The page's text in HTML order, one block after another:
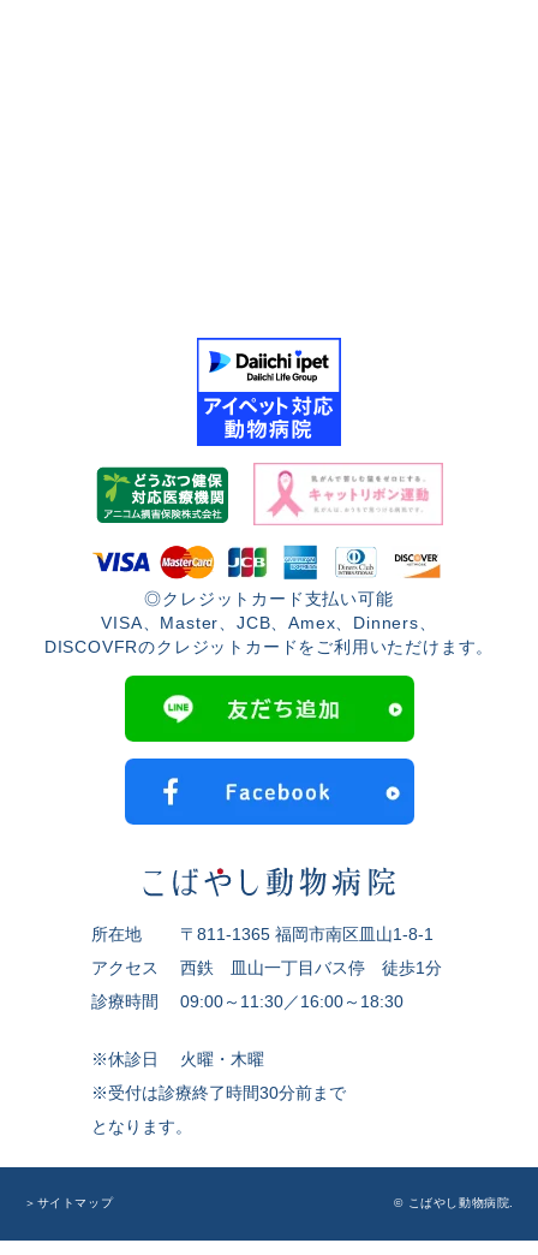
◎クレジットカード支払い可能
VISA、Master、JCB、Amex、Dinners、
DISCOVFRのクレジットカードをご利用いただけます。
所在地
〒811-1365 福岡市南区皿山1-8-1
アクセス
西鉄 皿山一丁目バス停 徒歩1分
診療時間
09:00～11:30／16:00～18:30
※休診日
火曜・木曜
※受付は診療終了時間30分前まで
となります。
＞サイトマップ © こばやし動物病院.